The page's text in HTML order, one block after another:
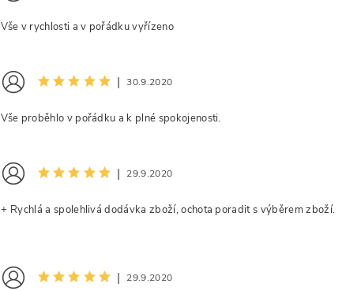
Odesláním formuláře souhlasíte s našimi
Opište text z obrázku
Vše v rychlosti a v pořádku vyřízeno
| 30.9.2020
Vše proběhlo v pořádku a k plné spokojenosti.
| 29.9.2020
+ Rychlá a spolehlivá dodávka zboží, ochota poradit s výběrem zboží.
| 29.9.2020